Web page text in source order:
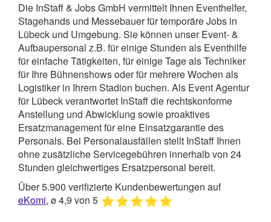
Die InStaff & Jobs GmbH vermittelt Ihnen Eventhelfer,
Stagehands und Messebauer für temporäre Jobs in
Lübeck und Umgebung. Sie können unser Event- &
Aufbaupersonal z.B. für einige Stunden als Eventhilfe
für einfache Tätigkeiten, für einige Tage als Techniker
für Ihre Bühnenshows oder für mehrere Wochen als
Logistiker in Ihrem Stadion buchen. Als Event Agentur
für Lübeck verantwortet InStaffdie rechtskonforme
Anstellung und Abwicklung sowie proaktives
Ersatzmanagement für eine Einsatzgarantie des
Personals. Bei Personalausfällen stellt InStaff Ihnen
ohne zusätzliche Servicegebühren innerhalb von 24
Stunden gleichwertiges Ersatzpersonal bereit.
Über 5.900 verifizierte Kundenbewertungen auf
eKomi, ø 4,9 von 5